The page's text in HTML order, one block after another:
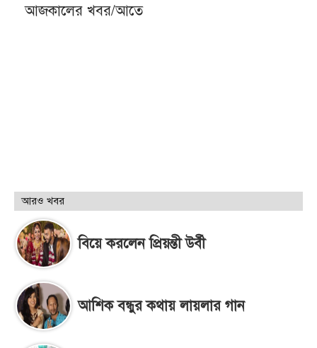
আজকালের খবর/আতে
আরও খবর
বিয়ে করলেন প্রিয়ন্তী উর্বী
আশিক বন্ধুর কথায় লায়লার গান